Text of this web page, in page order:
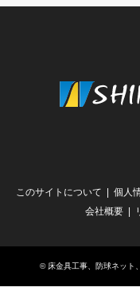
このサイトについて 個人
会社概要
© 床金具工事、防球ネット